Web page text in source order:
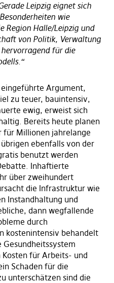
Leipzig eignet sich
wie
Region Halle/Leipzig und
von Politik, Verwaltung
für die
eingeführte Argument,
zu teuer, bauintensiv,
ewig, erweist sich
Bereits heute planen
für Millionen jahrelange
ebenfalls von der
benutzt werden
Inhaftierte
über zweihundert
die Infrastruktur wie
Instandhaltung und
dann wegfallende
durch
kostenintensiv behandelt
für Arbeits- und
Schaden für die
unterschätzen sind die